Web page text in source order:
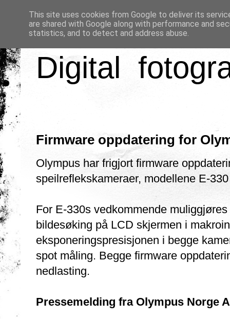
Digital
Firmware oppdatering for
Olympus har frigjort firmware
speilreflekskameraer, modellene E-
For E-330s vedkommende
bildesøking på LCD skjermen i
eksponeringspresisjonen i begge
spot måling. Begge firmware
nedlasting.
Pressemelding fra Olympus Norge
This site uses cookies from Google to deliver its
are shared with Google along with performance and
statistics, and to detect and address abuse.